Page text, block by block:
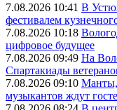
7.08.2026 10:41 В
фестивалем
7.08.2026 10:18
цифровое будущее
7.08.2026 09:49 На
Спартакиады
7.08.2026 09:10 Манты,
музыкантов ждут